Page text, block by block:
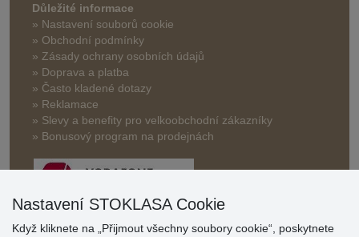
Důležité informace
» Nastavení souborů cookie
» Obchodní podmínky
» Zásady ochrany osobních údajů
» Doprava a platba
» Často kladené dotazy
» Reklamace
» Slevy a benefity pro velkoobchodní zákazníky
» Bonusový program na prodejnách
Nastavení STOKLASA Cookie
Když kliknete na „Přijmout všechny soubory cookie“, poskytnete